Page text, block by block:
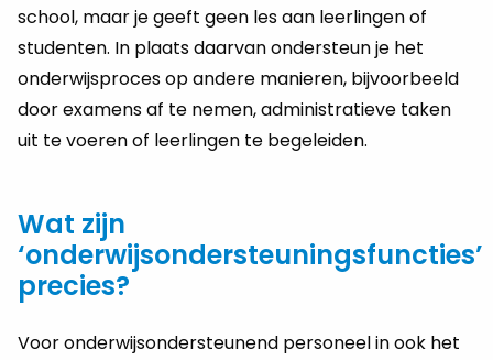
school, maar je geeft geen les aan leerlingen of
studenten. In plaats daarvan ondersteun je het
onderwijsproces op andere manieren, bijvoorbeeld
door examens af te nemen, administratieve taken
uit te voeren of leerlingen te begeleiden.
Wat zijn
‘onderwijsondersteuningsfuncties’
precies?
Voor onderwijsondersteunend personeel in ook het